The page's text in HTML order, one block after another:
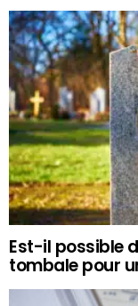
Est-il possible
tombale pour